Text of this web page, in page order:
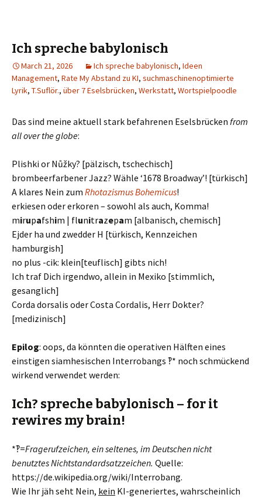
Ich spreche babylonisch
March 21, 2026 Ich spreche babylonisch, Ideen
Management, Rate My Abstand zu KI, suchmaschinenoptimierte
Lyrik, T.Suflör., über 7 Eselsbrücken, Werkstatt, Wortspielpoodle
Das sind meine aktuell stark befahrenen Eselsbrücken from
all over the globe:
Plishki or Nůžky? [pälzisch, tschechisch]
brombeerfarbener Jazz? Wähle ‘1678 Broadway’! [türkisch]
A klares Nein zum Rhotazismus Bohemicus!
erkiesen oder erkoren – sowohl als auch, Komma!
mirupafshim | flunitrazepam [albanisch, chemisch]
Ejder ha und zwedder H [türkisch, Kennzeichen
hamburgish]
no plus -cik: klein[teuflisch] gibts nich!
Ich traf Dich irgendwo, allein in Mexiko [stimmlich,
gesanglich]
Corda dorsalis oder Costa Cordalis, Herr Dokter?
[medizinisch]
Epilog: oops, da könnten die operativen Hälften eines
einstigen siamhesischen Interrobangs ‽* noch schmückend
wirkend verwendet werden:
Ich? spreche babylonisch – for it
rewires my brain!
*‽=Fragerufzeichen, ein seltenes, im Deutschen nicht
benutztes Nichtstandardsatzzeichen. Quelle:
https://de.wikipedia.org/wiki/Interrobang.
Wie Ihr jäh seht Nein, kein KI-generiertes, wahrscheinlich